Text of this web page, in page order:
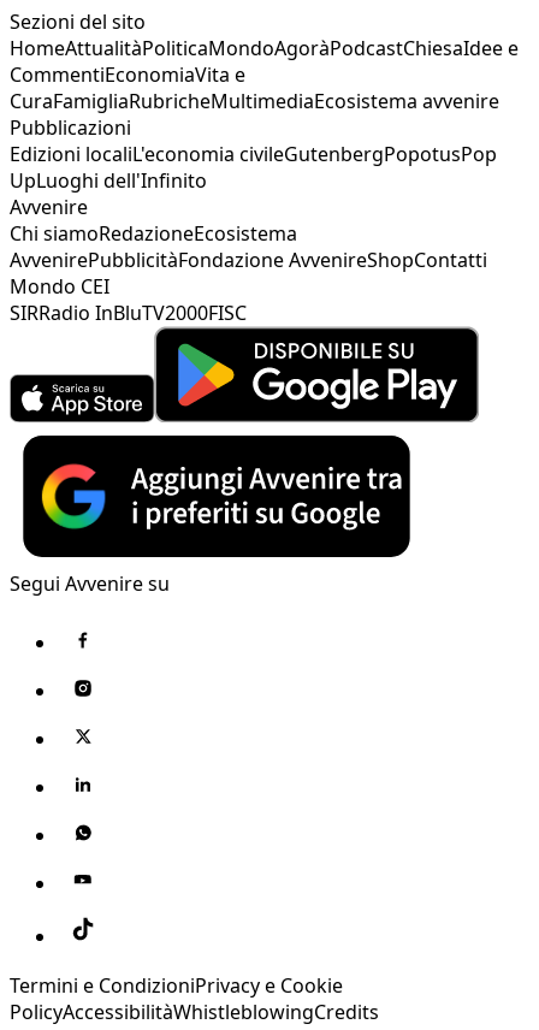
Sezioni del sito
HomeAttualitàPoliticaMondoAgoràPodcastChiesaIdee e
CommentiEconomiaVita e
CuraFamigliaRubricheMultimediaEcosistema avvenire
Pubblicazioni
Edizioni localiL'economia civileGutenbergPopotusPop
UpLuoghi dell'Infinito
Avvenire
Chi siamoRedazioneEcosistema
AvvenirePubblicitàFondazione AvvenireShopContatti
Mondo CEI
SIRRadio InBluTV2000FISC
Segui Avvenire su
Termini e CondizioniPrivacy e Cookie
PolicyAccessibilitàWhistleblowingCredits